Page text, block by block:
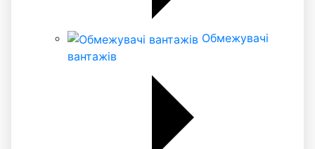
Обмежувачі
вантажів